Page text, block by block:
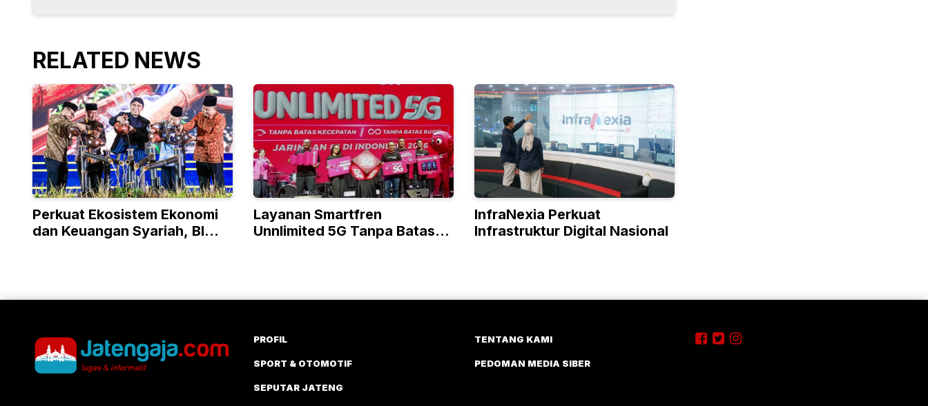
RELATED NEWS
Perkuat Ekosistem Ekonomi
dan Keuangan Syariah, BI
Layanan Smartfren
Unnlimited 5G Tanpa Batas
InfraNexia Perkuat
Infrastruktur Digital Nasional
PROFIL
SPORT & OTOMOTIF
SEPUTAR JATENG
TENTANG KAMI
PEDOMAN MEDIA SIBER